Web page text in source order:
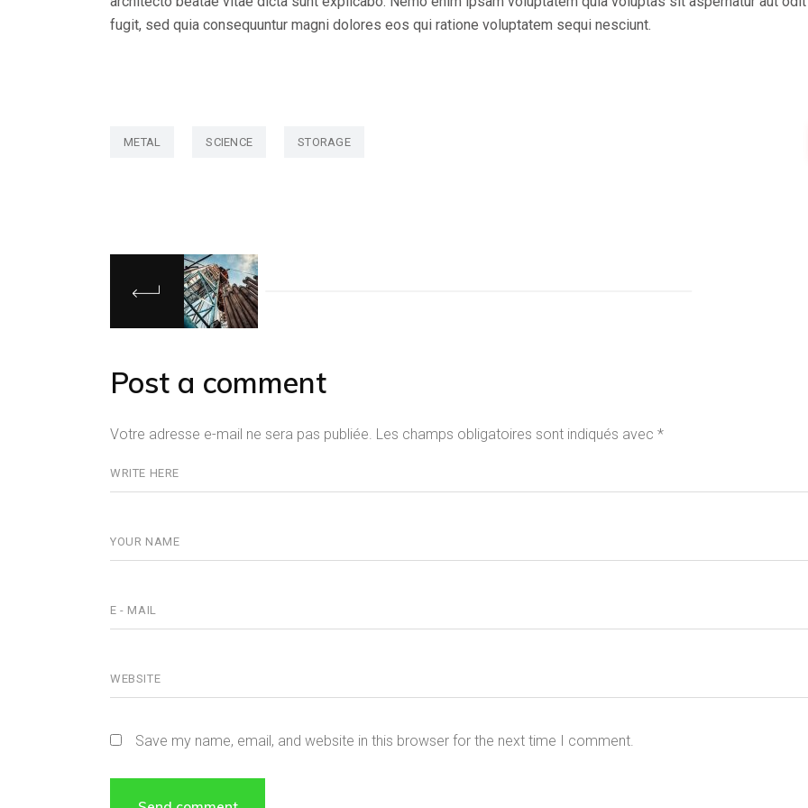
fugit, sed quia consequuntur magni dolores eos qui ratione voluptatem sequi nesciunt.
METAL SCIENCE STORAGE
Post a comment
Votre adresse e-mail ne sera pas publiée. Les champs obligatoires sont indiqués avec *
Save my name, email, and website in this browser for the next time I comment.